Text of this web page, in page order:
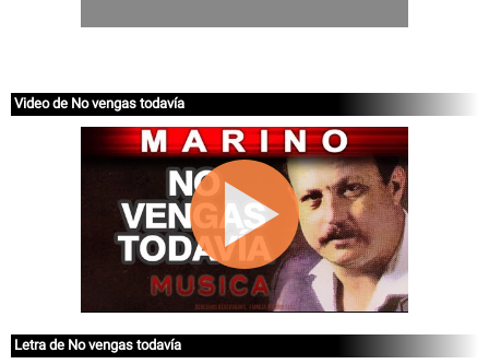
Video de No vengas todavía
Letra de No vengas todavía